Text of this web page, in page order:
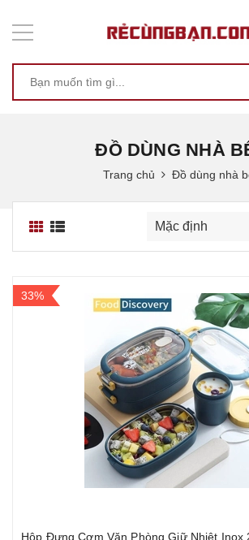
ĐỒ DÙNG NHÀ
Trang chủ Đồ dùng nhà
33%
Hộp Đựng Cơm Văn Phòng Giữ Nhiệt Inox